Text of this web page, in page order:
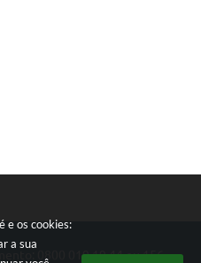
e os cookies:
a sua
0800 019 19 44 ou 156